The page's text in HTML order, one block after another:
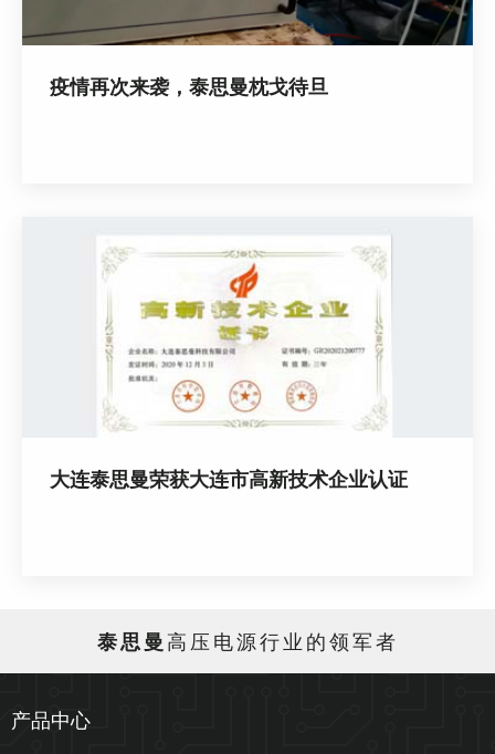
疫情再次来袭，泰思曼枕戈待旦
大连泰思曼荣获大连市高新技术企业认证
泰思曼 高压电源行业的领军者
产品中心